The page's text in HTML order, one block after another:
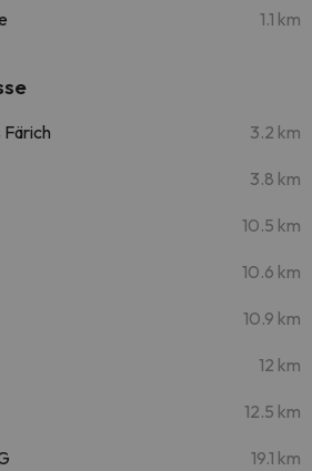
1.1 km
3.2 km
3.8 km
10.5 km
10.6 km
10.9 km
12 km
12.5 km
19.1 km